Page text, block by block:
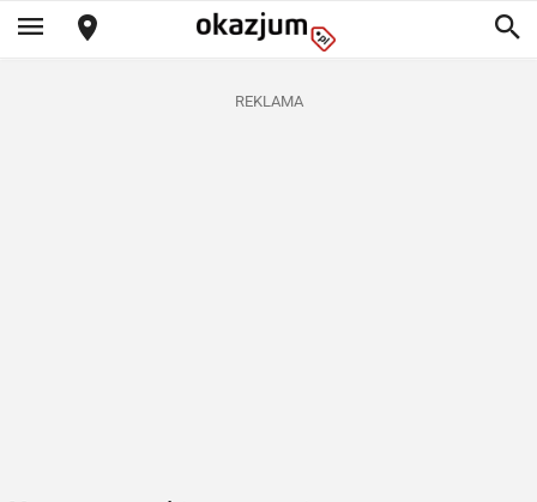
REKLAMA